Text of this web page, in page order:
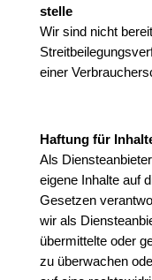
stelle
Wir sind nicht
einer
Haftung für
Als
eigene Inhalte auf
Gesetzen
wir als
übermittelte oder
zu überwachen